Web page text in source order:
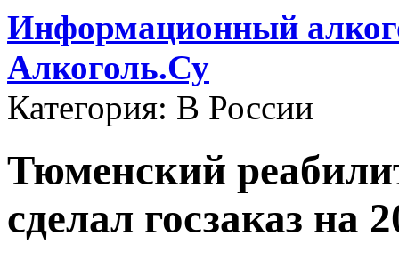
Информационный
Алкоголь.Су
Категория: В России
Тюменский
сделал госзаказ на